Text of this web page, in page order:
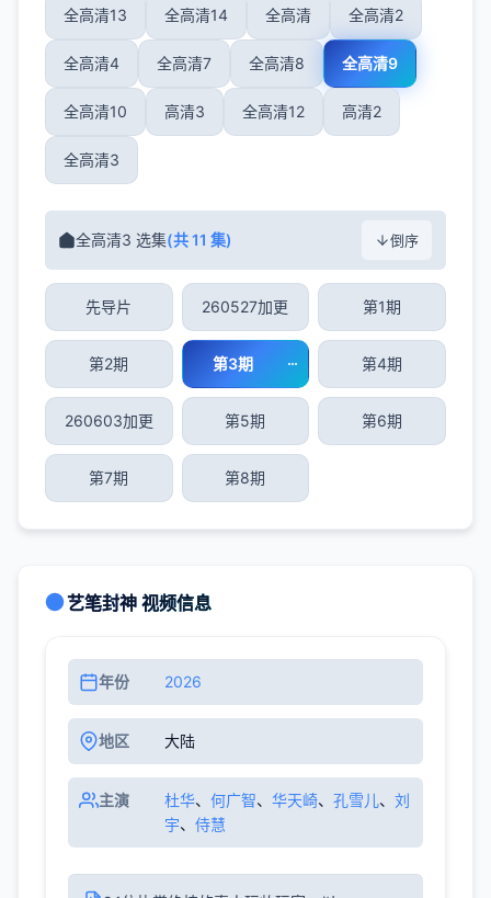
全高清13 全高清14 全高清 全高清2
全高清4 全高清7 全高清8 全高清9
全高清10 高清3 全高清12 高清2
全高清3
全高清3 选集(共 11 集) 倒序
先导片 260527加更 第1期
第2期 第3期 第4期
260603加更 第5期 第6期
第7期 第8期
艺笔封神 视频信息
年份 2026
地区 大陆
主演 杜华、 何广智、 华天崎、 孔雪儿、 刘
宇、 侍慧